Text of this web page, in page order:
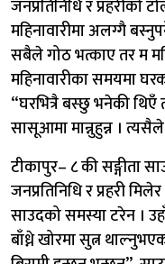
जनप्रतिनिधि र प्रहरीको
महिनावारीमा अलग्गै
सबैले गोठ भत्काए तर म
महिनावारीका समयमा
“घरभित्रै बस्छु भनेकी थिएँ
सासूआमा मान्नुहुन्न ।
टीकापुर– ८ की सङ्गीता
जनप्रतिनिधि र प्रहरी
साउदको समस्या टरेन ।
बाँध्ने खोरमा सुत्न